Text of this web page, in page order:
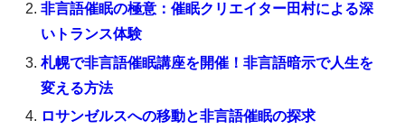
非言語催眠の極意：催眠クリエイター田村による深
いトランス体験
札幌で非言語催眠講座を開催！非言語暗示で人生を
変える方法
ロサンゼルスへの移動と非言語催眠の探求